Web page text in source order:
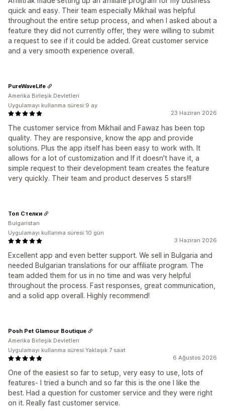
quick and easy. Their team especially Mikhail was helpful
throughout the entire setup process, and when I asked about a
feature they did not currently offer, they were willing to submit
a request to see if it could be added. Great customer service
and a very smooth experience overall.
23 Haziran 2026
The customer service from Mikhail and Fawaz has been top
quality. They are responsive, know the app and provide
solutions. Plus the app itself has been easy to work with. It
allows for a lot of customization and If it doesn't have it, a
simple request to their development team creates the feature
very quickly. Their team and product deserves 5 stars!!!
PureWaveLife
Amerika Birleşik Devletleri
Uygulamayı kullanma süresi:9 ay
3 Haziran 2026
Excellent app and even better support. We sell in Bulgaria and
needed Bulgarian translations for our affiliate program. The
team added them for us in no time and was very helpful
throughout the process. Fast responses, great communication,
and a solid app overall. Highly recommend!
Топ Стелки
Bulgaristan
Uygulamayı kullanma süresi:10 gün
6 Ağustos 2026
One of the easiest so far to setup, very easy to use, lots of
features- I tried a bunch and so far this is the one I like the
best. Had a question for customer service and they were right
on it. Really fast customer service.
Posh Pet Glamour Boutique
Amerika Birleşik Devletleri
Uygulamayı kullanma süresi:Yaklaşık 7 saat